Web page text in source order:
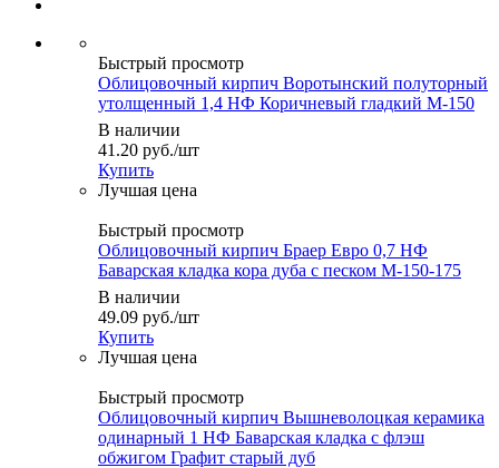
Быстрый просмотр
Облицовочный кирпич Воротынский полуторный
утолщенный 1,4 НФ Коричневый гладкий М-150
В наличии
41.20 руб./шт
Купить
Быстрый просмотр
Облицовочный кирпич Браер Евро 0,7 НФ
Баварская кладка кора дуба с песком М-150-175
В наличии
49.09 руб./шт
Купить
Быстрый просмотр
Облицовочный кирпич Вышневолоцкая керамика
одинарный 1 НФ Баварская кладка с флэш
обжигом Графит старый дуб